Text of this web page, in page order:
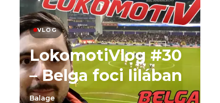
VLOG
LokomotiVlog #30
– Belga foci lilában
Balage